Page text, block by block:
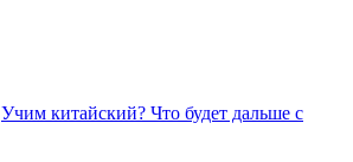
Учим китайский? Что будет дальше с